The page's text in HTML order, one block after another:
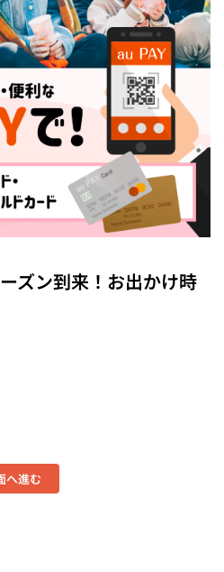
ズン到来！お出かけ時
へ進む